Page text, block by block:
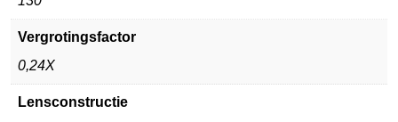
Vergrotingsfactor
0,24X
Lensconstructie